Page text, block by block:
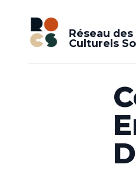
Réseau
Culturels